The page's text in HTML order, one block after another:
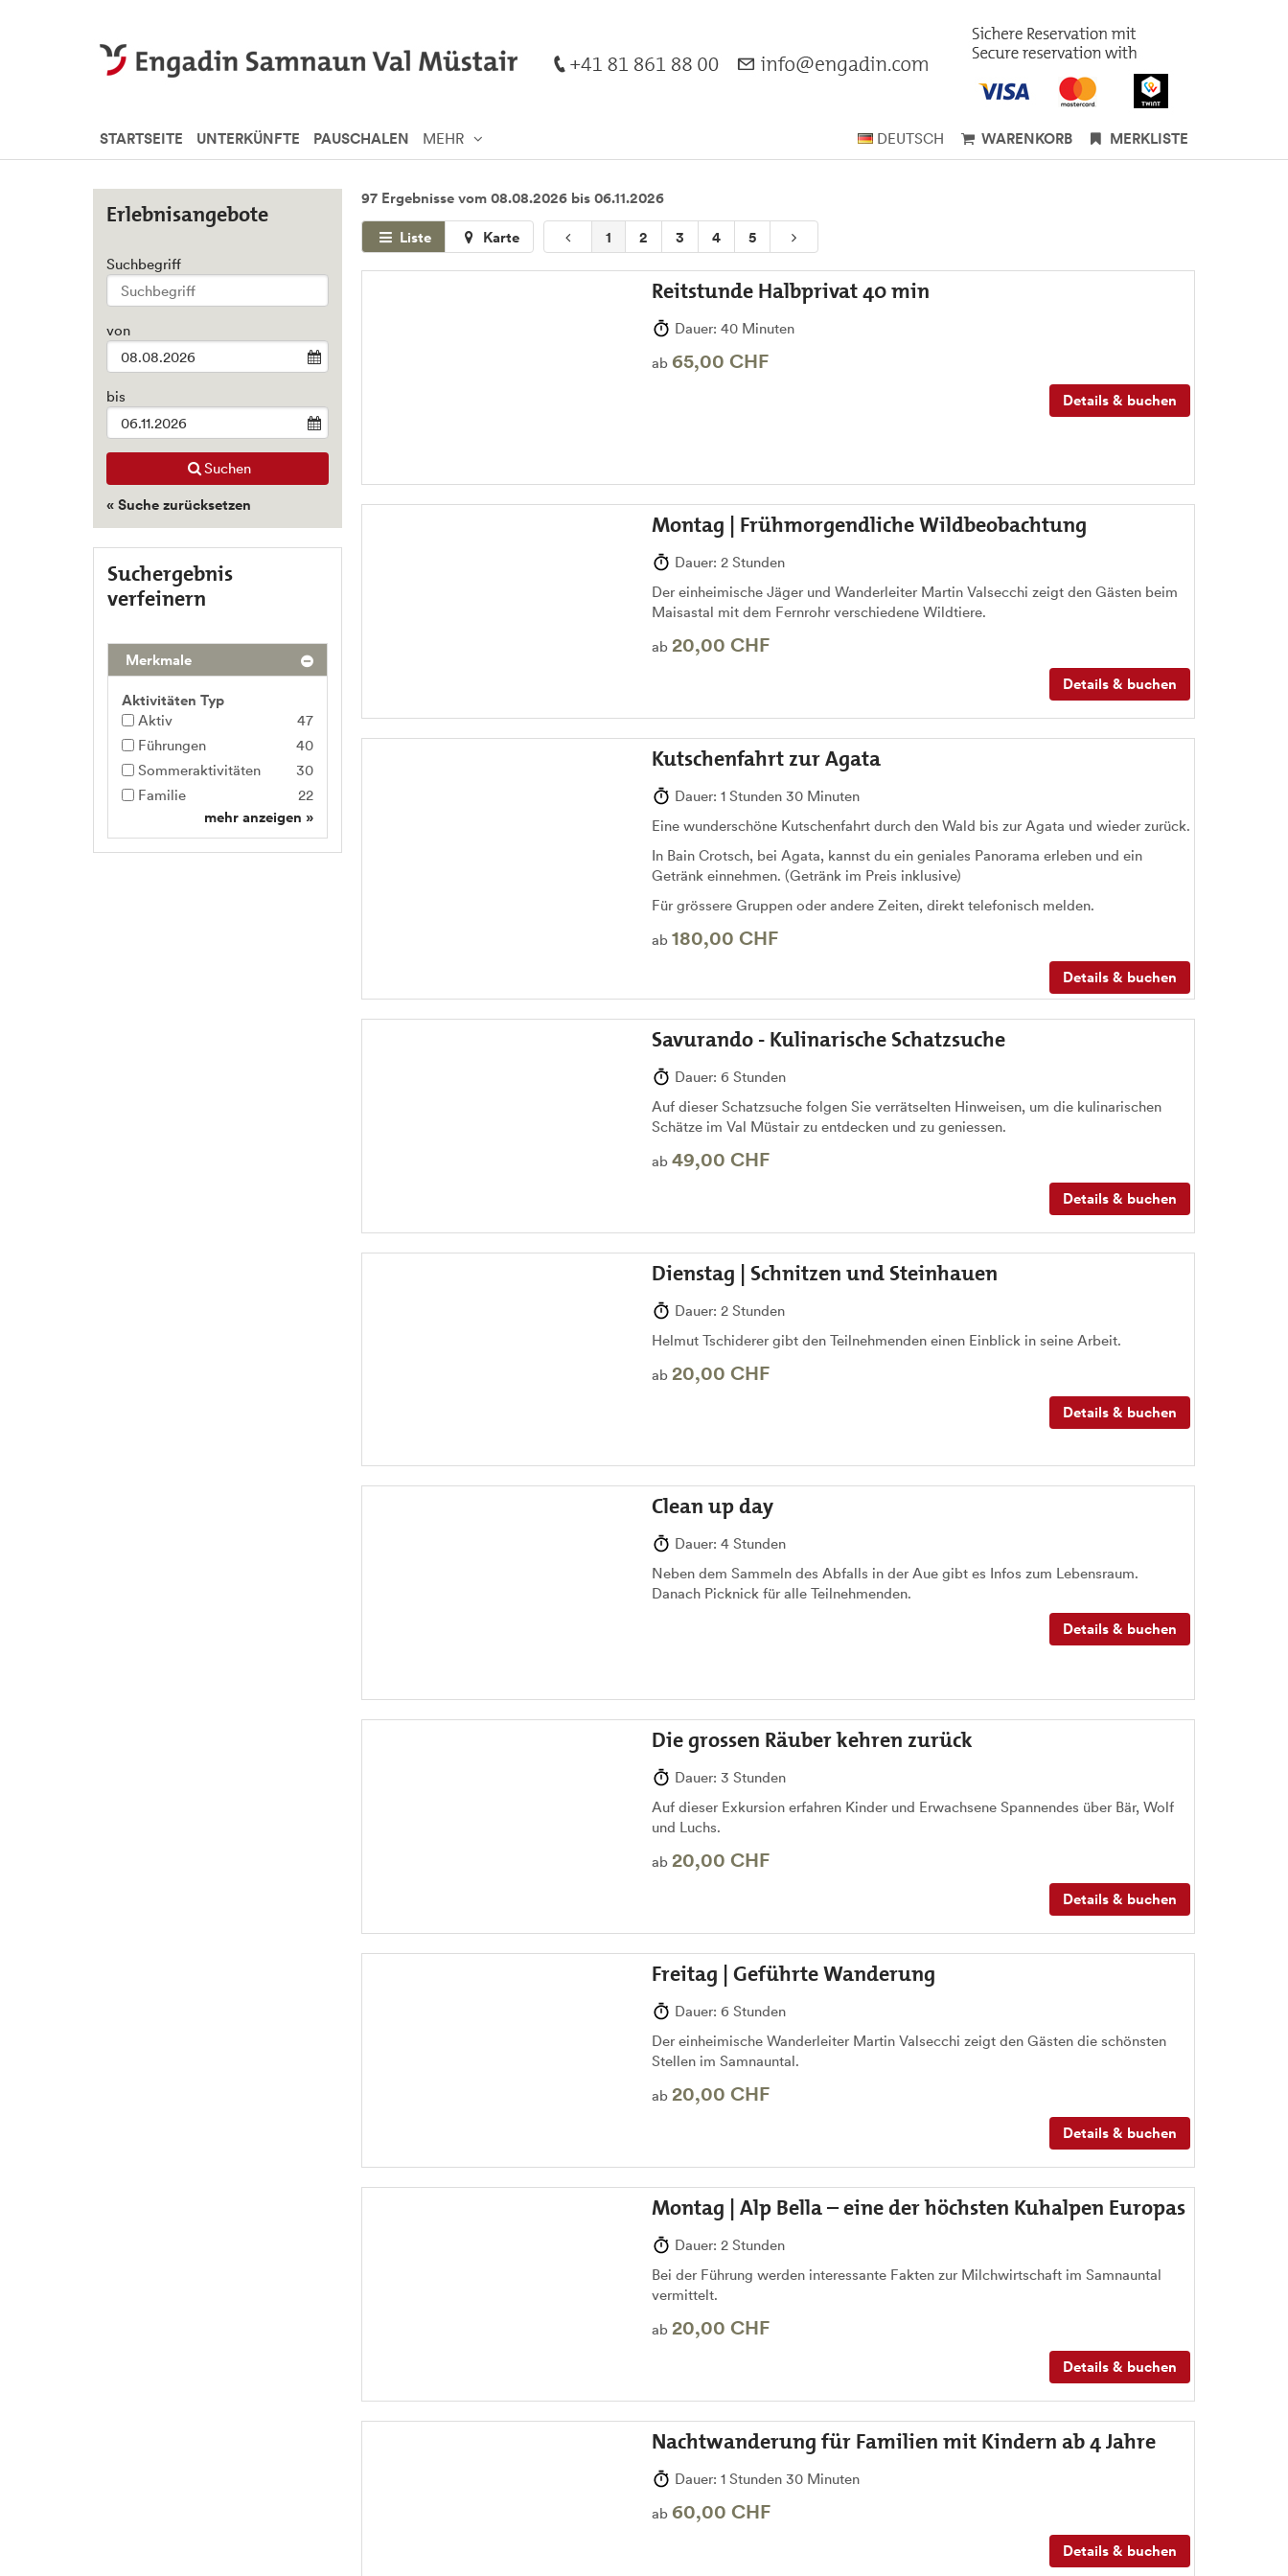
DEUTSCH WARENKORB MERKLISTE
STARTSEITE UNTERKÜNFTE PAUSCHALEN MEHR
97 Ergebnisse vom 08.08.2026 bis 06.11.2026
Liste Karte 1 2 3 4 5
Reitstunde Halbprivat 40 min
Dauer: 40 Minuten
ab 65,00 CHF
Details & buchen
Montag | Frühmorgendliche Wildbeobachtung
Dauer: 2 Stunden
Der einheimische Jäger und Wanderleiter Martin Valsecchi zeigt den Gästen beim
Maisastal mit dem Fernrohr verschiedene Wildtiere.
ab 20,00 CHF
Details & buchen
Kutschenfahrt zur Agata
Dauer: 1 Stunden 30 Minuten
Eine wunderschöne Kutschenfahrt durch den Wald bis zur Agata und wieder zurück.
In Bain Crotsch, bei Agata, kannst du ein geniales Panorama erleben und ein
Getränk einnehmen. (Getränk im Preis inklusive)
Für grössere Gruppen oder andere Zeiten, direkt telefonisch melden.
ab 180,00 CHF
Details & buchen
Savurando - Kulinarische Schatzsuche
Dauer: 6 Stunden
Auf dieser Schatzsuche folgen Sie verrätselten Hinweisen, um die kulinarischen
Schätze im Val Müstair zu entdecken und zu geniessen.
ab 49,00 CHF
Details & buchen
Dienstag | Schnitzen und Steinhauen
Dauer: 2 Stunden
Helmut Tschiderer gibt den Teilnehmenden einen Einblick in seine Arbeit.
ab 20,00 CHF
Details & buchen
Clean up day
Dauer: 4 Stunden
Neben dem Sammeln des Abfalls in der Aue gibt es Infos zum Lebensraum.
Danach Picknick für alle Teilnehmenden.
Details & buchen
Die grossen Räuber kehren zurück
Dauer: 3 Stunden
Auf dieser Exkursion erfahren Kinder und Erwachsene Spannendes über Bär, Wolf
und Luchs.
ab 20,00 CHF
Details & buchen
Freitag | Geführte Wanderung
Dauer: 6 Stunden
Der einheimische Wanderleiter Martin Valsecchi zeigt den Gästen die schönsten
Stellen im Samnauntal.
ab 20,00 CHF
Details & buchen
Montag | Alp Bella – eine der höchsten Kuhalpen Europas
Dauer: 2 Stunden
Bei der Führung werden interessante Fakten zur Milchwirtschaft im Samnauntal
vermittelt.
ab 20,00 CHF
Details & buchen
Nachtwanderung für Familien mit Kindern ab 4 Jahre
Dauer: 1 Stunden 30 Minuten
ab 60,00 CHF
Details & buchen
Erlebnisangebote
Suchbegriff
von
bis
Suchen
« Suche zurücksetzen
Suchergebnis
verfeinern
Merkmale
Aktivitäten Typ
47
Aktiv
40
Führungen
30
Sommeraktivitäten
22
Familie
mehr anzeigen »